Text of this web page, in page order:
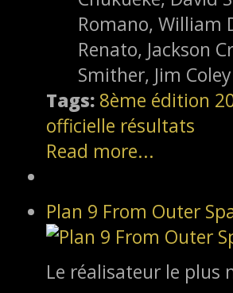
Romano, William
Renato, Jackson
Smither, Jim Coley
Tags: 8ème édition
officielle résultats
Read more...
Plan 9 From Outer
Le réalisateur le plus